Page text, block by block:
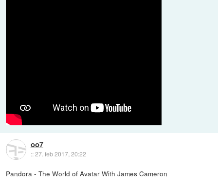
oo7
::27. feb 2017, 20:22
Pandora - The World of Avatar With James Cameron